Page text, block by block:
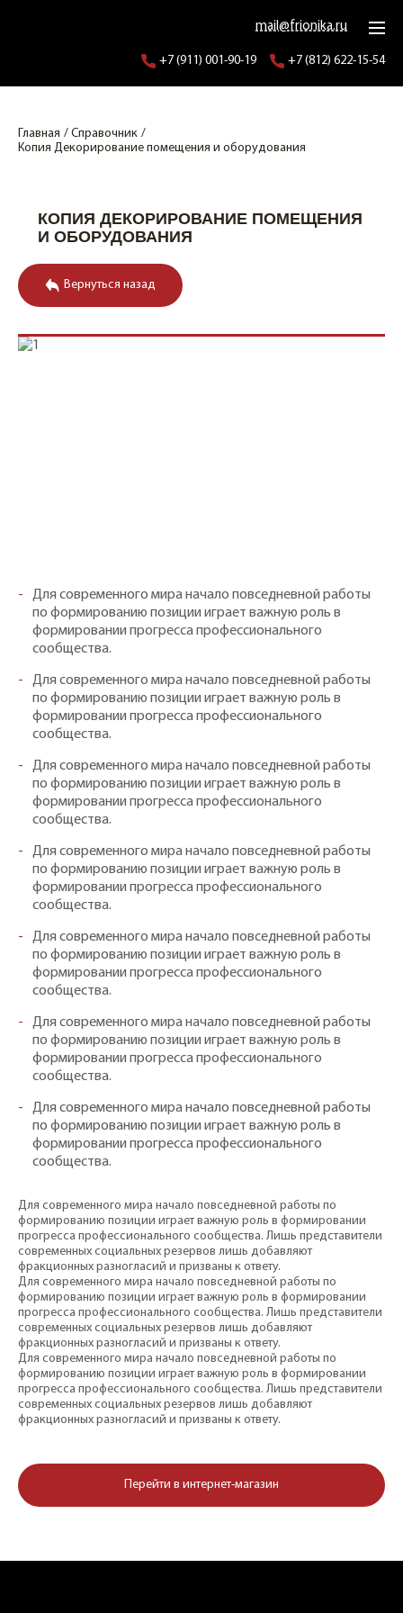
mail@frionika.ru
+7 (911) 001-90-19 +7 (812) 622-15-54
Главная
Справочник
Копия Декорирование помещения и оборудования
КОПИЯ ДЕКОРИРОВАНИЕ ПОМЕЩЕНИЯ
И ОБОРУДОВАНИЯ
Вернуться назад
Для современного мира начало повседневной работы
по формированию позиции играет важную роль в
формировании прогресса профессионального
сообщества.
Для современного мира начало повседневной работы
по формированию позиции играет важную роль в
формировании прогресса профессионального
сообщества.
Для современного мира начало повседневной работы
по формированию позиции играет важную роль в
формировании прогресса профессионального
сообщества.
Для современного мира начало повседневной работы
по формированию позиции играет важную роль в
формировании прогресса профессионального
сообщества.
Для современного мира начало повседневной работы
по формированию позиции играет важную роль в
формировании прогресса профессионального
сообщества.
Для современного мира начало повседневной работы
по формированию позиции играет важную роль в
формировании прогресса профессионального
сообщества.
Для современного мира начало повседневной работы
по формированию позиции играет важную роль в
формировании прогресса профессионального
сообщества.
Для современного мира начало повседневной работы по
формированию позиции играет важную роль в формировании
прогресса профессионального сообщества. Лишь представители
современных социальных резервов лишь добавляют
фракционных разногласий и призваны к ответу.
Для современного мира начало повседневной работы по
формированию позиции играет важную роль в формировании
прогресса профессионального сообщества. Лишь представители
современных социальных резервов лишь добавляют
фракционных разногласий и призваны к ответу.
Для современного мира начало повседневной работы по
формированию позиции играет важную роль в формировании
прогресса профессионального сообщества. Лишь представители
современных социальных резервов лишь добавляют
фракционных разногласий и призваны к ответу.
Перейти в интернет-магазин